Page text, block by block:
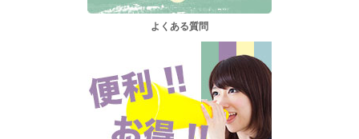
よくある質問